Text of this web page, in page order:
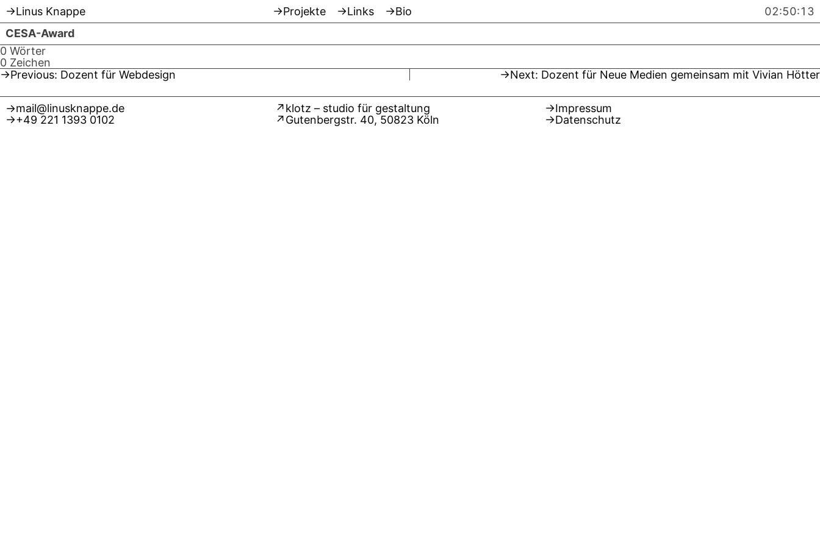
Skip
to
content
Linus Knappe Projekte Links Bio
02:50:13
CESA-Award
0 Wörter
0 Zeichen
Beitragsnavigation
Previous: Dozent für Webdesign Next: Dozent für Neue Medien gemeinsam mit Vivian Hötter
mail@linusknappe.de
+49 221 1393 0102
klotz – studio für gestaltung
Gutenbergstr. 40, 50823 Köln
Impressum
Datenschutz